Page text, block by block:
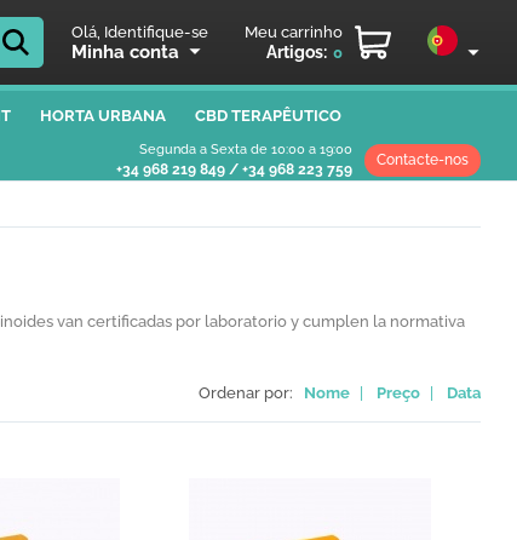
Olá, Identifique-se
Minha conta
Meu carrinho
Artigos: 0
HORTA URBANA CBD TERAPÊUTICO
Segunda a Sexta de 10:00 a 19:00
+34 968 219 849 / +34 968 223 759
Contacte-nos
van certificadas por laboratorio y cumplen la normativa
Ordenar por: Nome Preço Data